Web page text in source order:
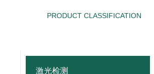
PRODUCT CLASSIFICATION
激光检测